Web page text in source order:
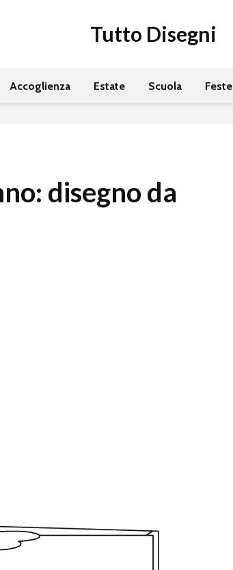
Tutto Disegni
Accoglienza Estate Scuola Feste
disegno da